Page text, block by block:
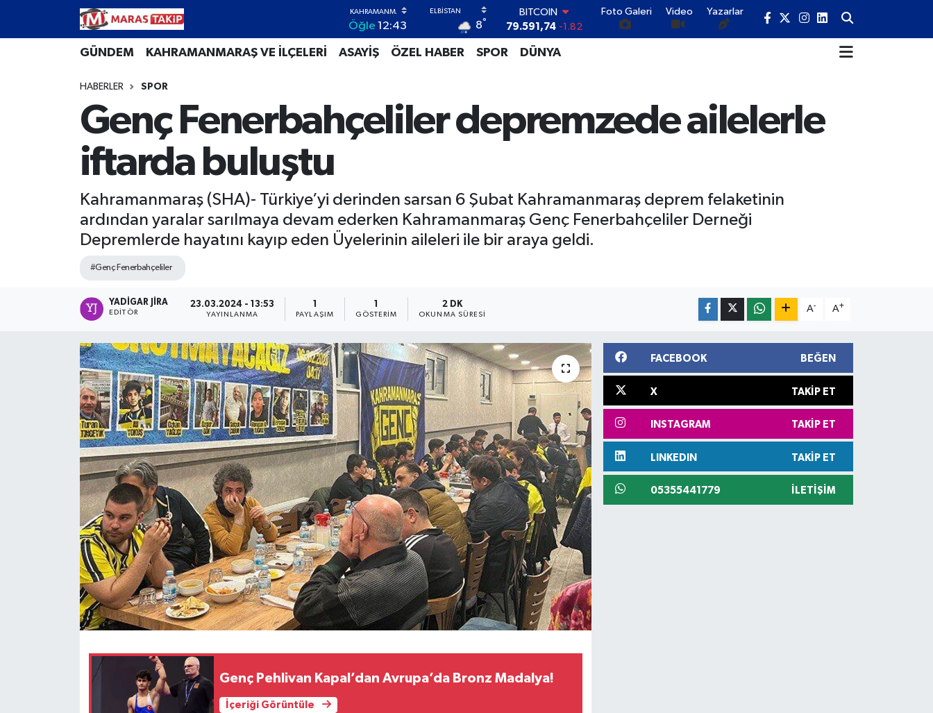
Öğle 12:43 8°
DOLAR
45,43620 0.02
EURO
53,38690 0.19
6862,09000
0.19
BİST100
Foto Galeri Video Yazarlar
GÜNDEM KAHRAMANMARAŞ VE İLÇELERİ ASAYİŞ ÖZEL HABER SPOR DÜNYA
HABERLER SPOR
Genç Fenerbahçeliler depremzede ailelerle
iftarda buluştu
Kahramanmaraş (SHA)- Türkiye’yi derinden sarsan 6 Şubat Kahramanmaraş deprem felaketinin
ardından yaralar sarılmaya devam ederken Kahramanmaraş Genç Fenerbahçeliler Derneği
Depremlerde hayatını kayıp eden Üyelerinin aileleri ile bir araya geldi.
#Genç Fenerbahçeliler
YADIGAR JIRA
EDITÖR
23.03.2024 - 13:53
YAYINLANMA
1
PAYLAŞIM
1
GÖSTERIM
2 DK
OKUNMA SÜRESI
A- A+
Genç Pehlivan Kapal’dan Avrupa’da Bronz Madalya!
İçeriği Görüntüle
FACEBOOK BEĞEN
X TAKIP ET
INSTAGRAM TAKIP ET
LINKEDIN TAKIP ET
05355441779 İLETIŞIM
Kahramanmaraş Nöbetçi Eczaneler
Kahramanmaraş Hava Durumu
Kahramanmaraş Namaz Vakitleri
Kahramanmaraş Trafik Yoğunluk Haritası
Süper Lig Puan Durumu ve Fikstür
Son Dakika Haberleri
Haber Arşivi